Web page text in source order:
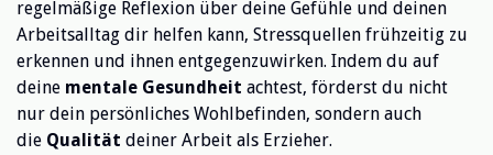
regelmäßige Reflexion über deine Gefühle und deinen
Arbeitsalltag dir helfen kann, Stressquellen frühzeitig zu
erkennen und ihnen entgegenzuwirken. Indem du auf
deine mentale Gesundheit achtest, förderst du nicht
nur dein persönliches Wohlbefinden, sondern auch
die Qualität deiner Arbeit als Erzieher.